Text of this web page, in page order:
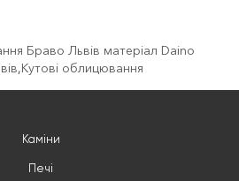
Браво Львів матеріал Daino
,Кутові облицювання
Каміни
Печі